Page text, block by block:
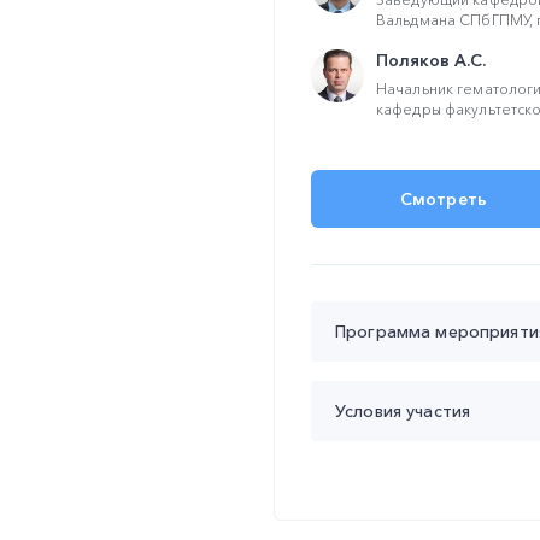
Вальдмана СПбГПМУ,
Поляков А.С.
Начальник
кафедры
Смотреть
Программа
Условия участия